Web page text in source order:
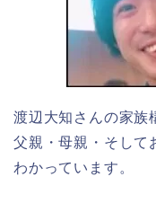
渡辺大知さんの家族
父親・母親・そして
わかっています。